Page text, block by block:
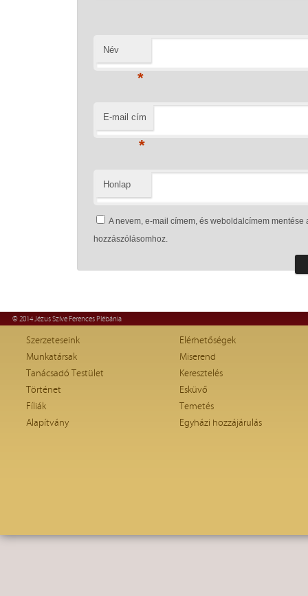
Név
*
E-mail cím
*
Honlap
A nevem, e-mail címem, és weboldalcímem
hozzászólásomhoz.
© 2014 Jézus Szíve Ferences Plébánia
Szerzeteseink
Munkatársak
Tanácsadó Testület
Történet
Fíliák
Alapítvány
Elérhetőségek
Miserend
Keresztelés
Esküvő
Temetés
Egyházi hozzájárulás